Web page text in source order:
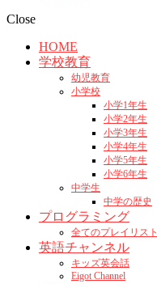
Close
HOME
学校教育
幼児教育
小学校
小学1年生
小学2年生
小学3年生
小学4年生
小学5年生
小学6年生
中学生
中学の歴史
プログラミング
全てのプレイリスト
英語チャンネル
キッズ英会話
Eigot Channel